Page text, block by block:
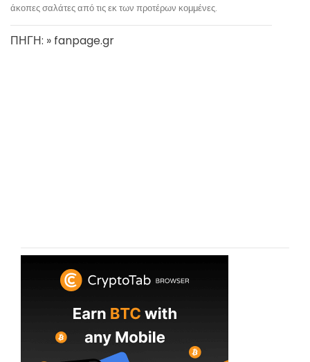
άκοπες σαλάτες από τις εκ των προτέρων κομμένες.
ΠΗΓΗ: » fanpage.gr